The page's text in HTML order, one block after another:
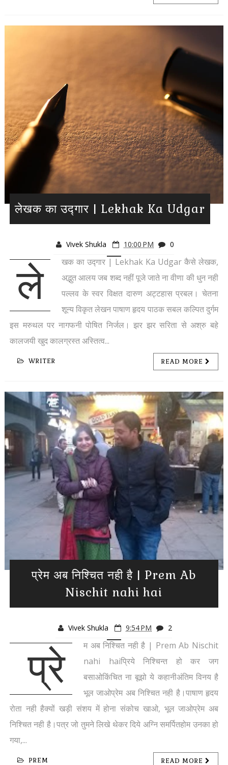
लेखक का उद्गार | Lekhak Ka Udgar
Vivek Shukla 10:00 PM 0
ले
खक का उद्गार | Lekhak Ka Udgar कैसे लेखक,
अद्भुत आलय जब शब्द नहीं पूजे जाते ना वीणा की धुन नही
पल्लव के स्वर विक्षत दारुण अट्टहास प्रबल। चेतना
शून्य विकृत लेखन पाषाण हृदय पाठक सबल कल्पित दुर्गम
इस मरुथल पर नागफनी पोषित निर्जल। झर झर सरिता से अश्रु बहे
कालजयी खुद कालग्रस्त अस्तित्व...
WRITER READ MORE
प्रेम अब निश्चित नही है | Prem Ab
Nischit nahi hai
Vivek Shukla 9:54 PM 2
प्रे
म अब निश्चित नही है | Prem Ab Nischit
nahi haiप्रिये निश्चिन्त हो कर जग
बसाओकिंचित ना बूझो ये कहानीअंतिम विनय है
भूल जाओप्रेम अब निश्चित नही है।पाषाण हृदय
रोता नही हैक्यों खड़ी संशय में होना संकोच खाओ, भूल जाओप्रेम अब
निश्चित नही है।पत्र जो तुमने लिखे थेकर दिये अग्नि समर्पितहोम उनका हो
गया,...
PREM READ MORE